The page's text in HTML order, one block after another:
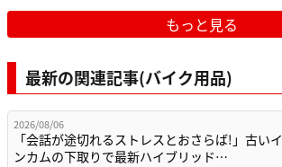
もっと見る
最新の関連記事(バイク用品)
2026/08/06
「会話が途切れるストレスとおさらば!」古いイ
ンカムの下取りで最新ハイブリッド…